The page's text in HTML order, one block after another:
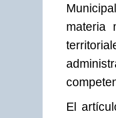
materia
El